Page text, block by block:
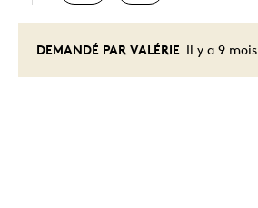
DEMANDÉ PAR VALÉRIE Il y a 9 mois